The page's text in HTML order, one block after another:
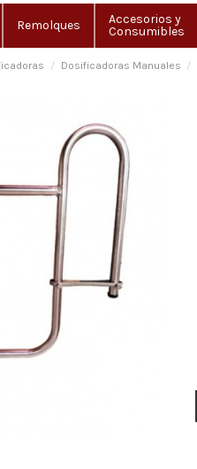
Remolques
Accesorios y
Consumibles
Dosificadoras Manuales